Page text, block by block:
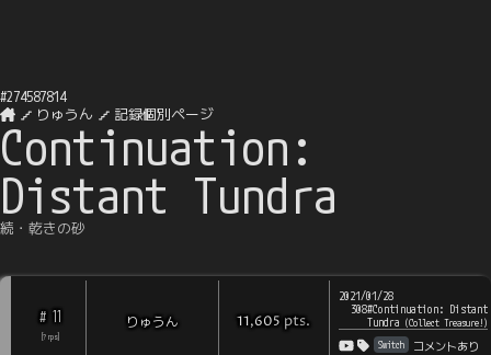
#274587814
りゅうん
記録個別ページ
Continuation:
Distant Tundra
続・乾きの砂
# 11
? rps]
りゅうん 11,605 pts.
2021/01/28
308#Continuation: Distant
Tundra (Collect Treasure!)
Switch
コメントあり